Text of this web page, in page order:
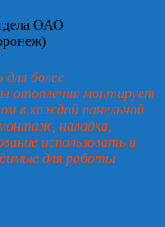
ОАО
более
отопления монтирует
в каждой панельной
наладка,
использовать и
для работы